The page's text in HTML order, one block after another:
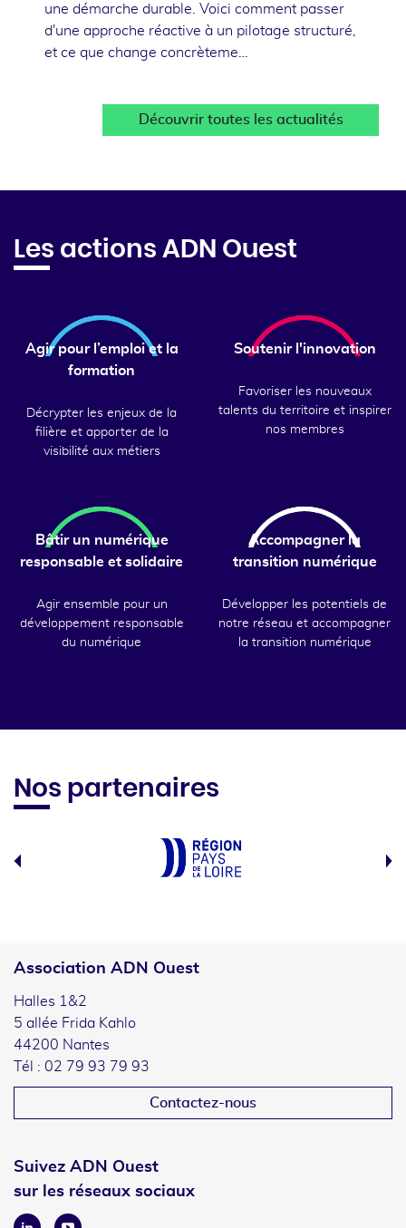
une démarche durable. Voici comment passer
d'une approche réactive à un pilotage structuré,
et ce que change concrèteme…
Découvrir toutes les actualités
Les actions ADN Ouest
Agir pour l’emploi et la
formation
Décrypter les enjeux de la
filière et apporter de la
visibilité aux métiers
Soutenir l'innovation
Favoriser les nouveaux
talents du territoire et inspirer
nos membres
Bâtir un numérique
responsable et solidaire
Agir ensemble pour un
développement responsable
du numérique
Accompagner la
transition numérique
Développer les potentiels de
notre réseau et accompagner
la transition numérique
Nos partenaires
Association ADN Ouest
Halles 1&2
5 allée Frida Kahlo
44200 Nantes
Tél : 02 79 93 79 93
Contactez-nous
Suivez ADN Ouest
sur les réseaux sociaux